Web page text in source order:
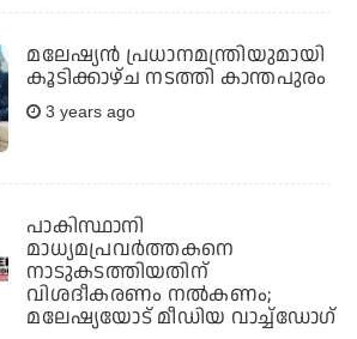
മലേഷ്യന്‍ പ്രധാനമന്ത്രിയുമായി
കൂടിക്കാഴ്ച നടത്തി കാന്തപുരം
3 years ago
പാകിസ്ഥാനി
മാധ്യമപ്രവര്‍ത്തകനെ
നാടുകടത്തിയതിന്
വിശദീകരണം നല്‍കണം;
മലേഷ്യയോട് മീഡിയ വാച്ച്‌ഡോഗ്